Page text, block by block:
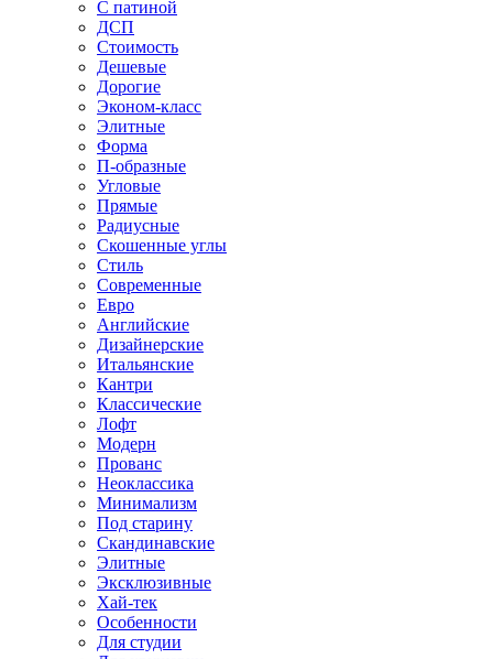
С патиной
ДСП
Стоимость
Дешевые
Дорогие
Эконом-класс
Элитные
Форма
П-образные
Угловые
Прямые
Радиусные
Скошенные углы
Стиль
Современные
Евро
Английские
Дизайнерские
Итальянские
Кантри
Классические
Лофт
Модерн
Прованс
Неоклассика
Минимализм
Под старину
Скандинавские
Элитные
Эксклюзивные
Хай-тек
Особенности
Для студии